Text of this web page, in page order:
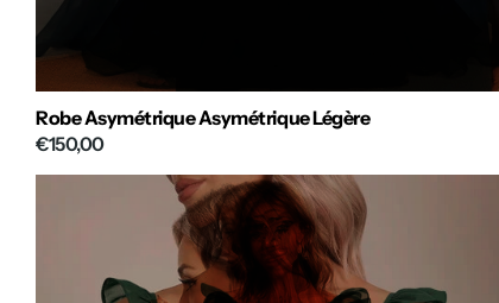
Robe Asymétrique Asymétrique Légère
€150,00